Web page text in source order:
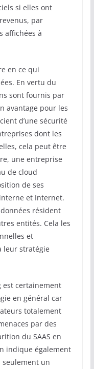
si elles ont
par
affichées à
en ce qui
En vertu du
sont fournis par
avantage pour les
d’une sécurité
dont les
cela peut être
une entreprise
de cloud
de ses
et Internet.
résident
entités. Cela les
et
leur stratégie
est certainement
en général car
totalement
par des
du SAAS en
indique également
seulement un